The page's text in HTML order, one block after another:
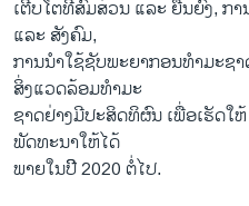
ເຕີບໂຕທີ່ສົມສ່ວນ ແລະ ຍືນຍົງ, ກ
ແລະ ສັງຄົມ,
ການນຳໃຊ້ຊັບພະຍາກອນທຳມະຊ
ສິ່ງແວດລ້ອມທຳມະ
ຊາດຢ່າງມີປະສິດທິຜົນ ເພື່ອເຮັດ
ພັດທະນາໃຫ້ໄດ້
ພາຍໃນປີິ 2020 ຕໍ່ໄປ.